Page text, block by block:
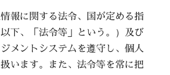
報に関する法令、国が定める指
下、「法令等」という。）及び
メントシステムを遵守し、個人
います。また、法令等を常に把